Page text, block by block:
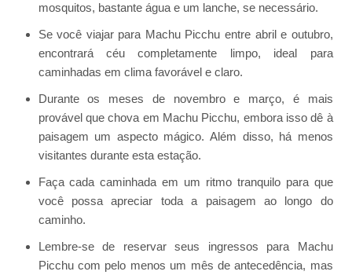
mosquitos, bastante água e um lanche, se necessário.
Se você viajar para Machu Picchu entre abril e outubro,
encontrará céu completamente limpo, ideal para
caminhadas em clima favorável e claro.
Durante os meses de novembro e março, é mais
provável que chova em Machu Picchu, embora isso dê à
paisagem um aspecto mágico. Além disso, há menos
visitantes durante esta estação.
Faça cada caminhada em um ritmo tranquilo para que
você possa apreciar toda a paisagem ao longo do
caminho.
Lembre-se de reservar seus ingressos para Machu
Picchu com pelo menos um mês de antecedência, mas